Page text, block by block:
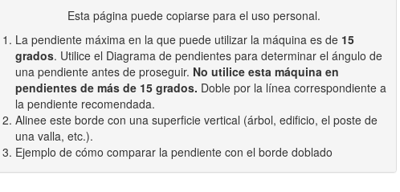
Esta página puede copiarse para el uso personal.
La pendiente máxima en la que puede utilizar la máquina es de 15
grados. Utilice el Diagrama de pendientes para determinar el ángulo de
una pendiente antes de proseguir. No utilice esta máquina en
pendientes de más de 15 grados. Doble por la línea correspondiente a
la pendiente recomendada.
Alinee este borde con una superficie vertical (árbol, edificio, el poste de
una valla, etc.).
Ejemplo de cómo comparar la pendiente con el borde doblado
limitarse a neumáticos, correas, cuchillas y componentes del sistema de
lo calculó el fabricante del motor con arreglo a lo estipulado en el
del Automóvil – SAE). Debido a que el motor está configurado para
será significativamente menor. Consulte la información del